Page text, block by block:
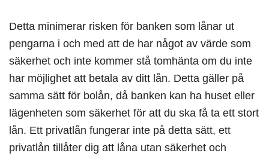
Detta minimerar risken för banken som lånar ut
pengarna i och med att de har något av värde som
säkerhet och inte kommer stå tomhänta om du inte
har möjlighet att betala av ditt lån. Detta gäller på
samma sätt för bolån, då banken kan ha huset eller
lägenheten som säkerhet för att du ska få ta ett stort
lån. Ett privatlån fungerar inte på detta sätt, ett
privatlån tillåter dig att låna utan säkerhet och